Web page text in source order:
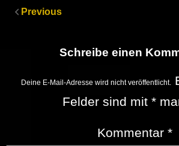
Previous
Schreibe einen
Deine E-Mail-Adresse wird nicht veröffentlicht.
Felder sind mit *
Kommentar *